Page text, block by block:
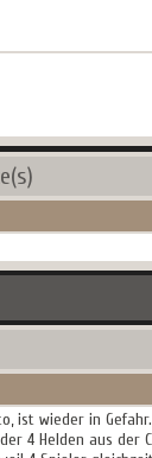
ist wieder in
4 Helden aus der